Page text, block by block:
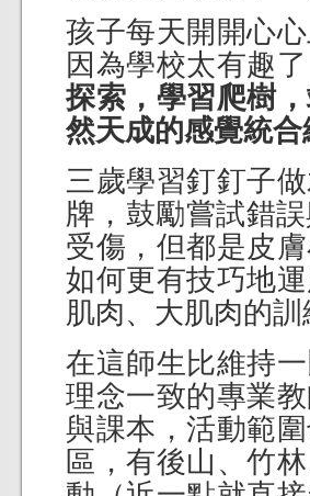
孩子每天開開心
因為學校太有趣了
探索，學習爬樹
然天成的感覺統合
三歲學習釘釘子
牌，鼓勵嘗試錯
受傷，但都是皮
如何更有技巧地
肌肉、大肌肉的訓
在這師生比維持
理念一致的專業
與課本，活動範
區，有後山、竹